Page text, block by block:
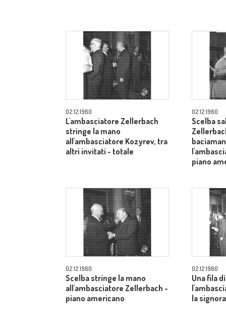
02.12.1960
L'ambasciatore Zellerbach
stringe la mano
all'ambasciatore Kozyrev, tra
altri invitati - totale
02.12.1960
Scelba
piano
02.12.1960
Scelba stringe la mano
all'ambasciatore Zellerbach -
piano americano
02.12.1960
Una fila
la